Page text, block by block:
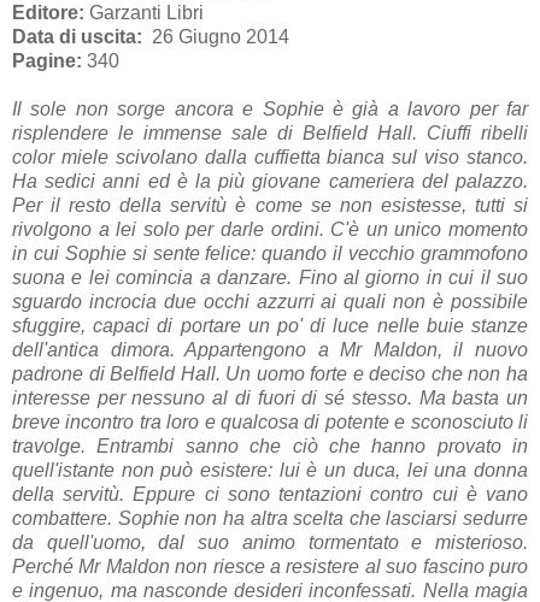
Editore: Garzanti Libri
Data di uscita: 26 Giugno 2014
Pagine: 340
Il sole non sorge ancora e Sophie è già a lavoro per far
risplendere le immense sale di Belfield Hall. Ciuffi ribelli
color miele scivolano dalla cuffietta bianca sul viso stanco.
Ha sedici anni ed è la più giovane cameriera del palazzo.
Per il resto della servitù è come se non esistesse, tutti si
rivolgono a lei solo per darle ordini. C'è un unico momento
in cui Sophie si sente felice: quando il vecchio grammofono
suona e lei comincia a danzare. Fino al giorno in cui il suo
sguardo incrocia due occhi azzurri ai quali non è possibile
sfuggire, capaci di portare un po' di luce nelle buie stanze
dell'antica dimora. Appartengono a Mr Maldon, il nuovo
padrone di Belfield Hall. Un uomo forte e deciso che non ha
interesse per nessuno al di fuori di sé stesso. Ma basta un
breve incontro tra loro e qualcosa di potente e sconosciuto li
travolge. Entrambi sanno che ciò che hanno provato in
quell'istante non può esistere: lui è un duca, lei una donna
della servitù. Eppure ci sono tentazioni contro cui è vano
combattere. Sophie non ha altra scelta che lasciarsi sedurre
da quell'uomo, dal suo animo tormentato e misterioso.
Perché Mr Maldon non riesce a resistere al suo fascino puro
e ingenuo, ma nasconde desideri inconfessati. Nella magia